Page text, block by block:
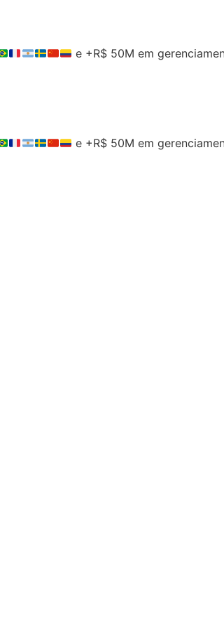
e +R$ 50M em
e +R$ 50M em